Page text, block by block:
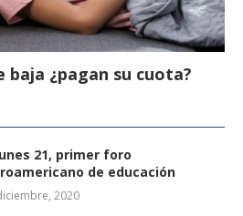
baja ¿pagan su cuota?
21, primer foro
de educación
2020